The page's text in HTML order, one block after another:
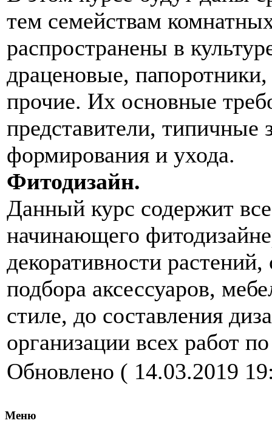
тем семействам
распространены в
драценовые,
прочие. Их основные
представители, типичные
формирования и ухода.
Фитодизайн.
Данный курс содержит
начинающего
декоративности
подбора аксессуаров,
стиле, до составления
организации всех работ
Обновлено ( 14.03.2019
Меню